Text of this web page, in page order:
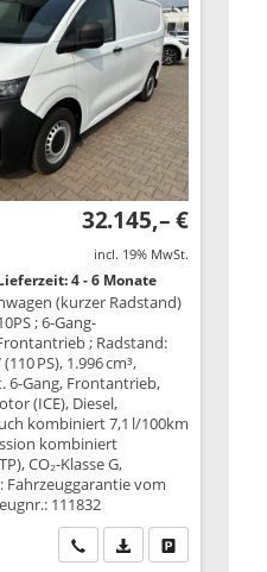
32.145,– €
incl. 19% MwSt.
4 - 6 Monate
(kurzer Radstand)
; 6-Gang-
; Radstand:
PS), 1.996 cm³,
6-Gang, Frontantrieb,
(ICE), Diesel,
kombiniert 7,1 l/100km
kombiniert
CO₂-Klasse G,
Fahrzeuggarantie vom
111832
Wir rufen Sie an
PDF-Datei,Drucken,